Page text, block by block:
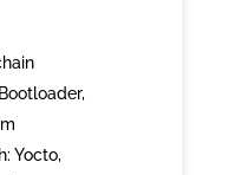
Yocto,